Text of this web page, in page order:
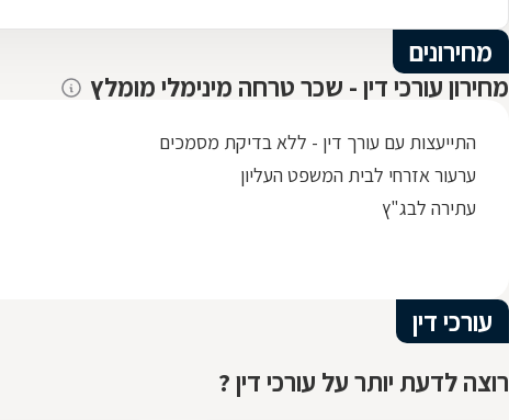
מחירונים
מחירון עורכי דין - שכר טרחה מינימלי מומלץ
התייעצות עם עורך דין - ללא בדיקת מסמכים
ערעור אזרחי לבית המשפט העליון
עתירה לבג"ץ
עורכי דין
רוצה לדעת יותר על עורכי דין ?